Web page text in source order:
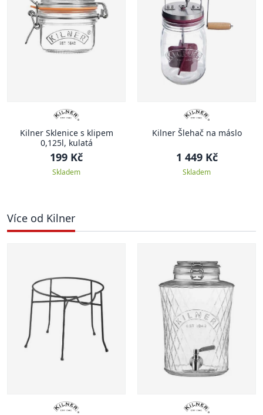
Kilner Sklenice s klipem
0,125l, kulatá
199 Kč
Skladem
Kilner Šlehač na máslo
1 449 Kč
Skladem
Více od Kilner